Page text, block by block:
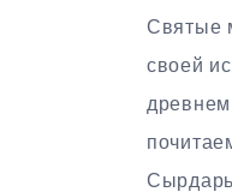
Святые
своей